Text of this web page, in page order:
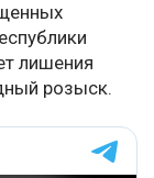
лишения
розыск.